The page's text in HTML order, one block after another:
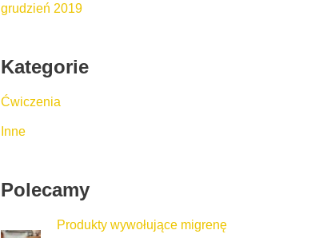
grudzień 2019
Kategorie
Ćwiczenia
Inne
Polecamy
Produkty wywołujące migrenę